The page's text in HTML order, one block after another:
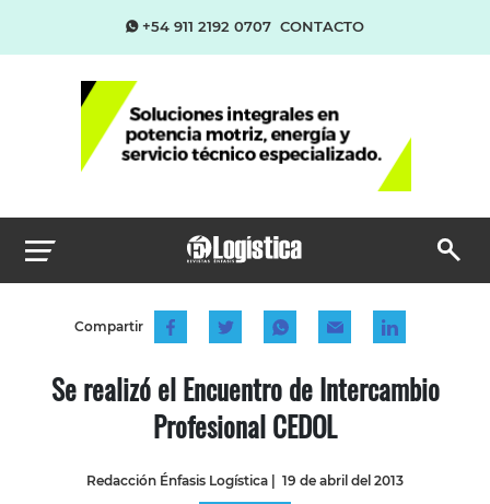
+54 911 2192 0707 CONTACTO
Compartir
Se realizó el Encuentro de Intercambio
Profesional CEDOL
Redacción Énfasis Logística | 19 de abril del 2013